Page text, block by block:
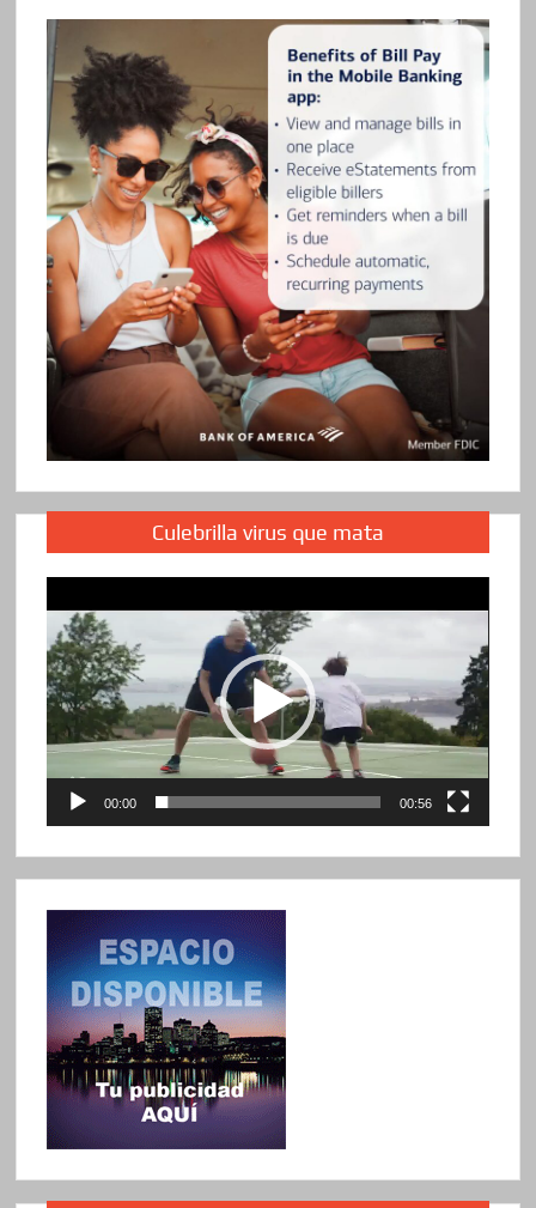
Culebrilla virus que mata
de
vídeo
00:00 00:56